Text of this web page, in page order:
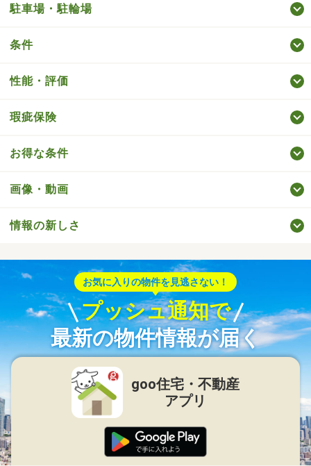
駐車場・駐輪場
条件
性能・評価
瑕疵保険
お得な条件
画像・動画
情報の新しさ
お気に入りの物件を見逃さない！
プッシュ通知で
最新の物件情報が届く
goo住宅・不動産
アプリ